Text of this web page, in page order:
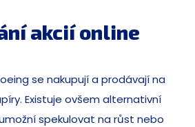
akcií online
se nakupují a prodávají na
Existuje ovšem alternativní
spekulovat na růst nebo